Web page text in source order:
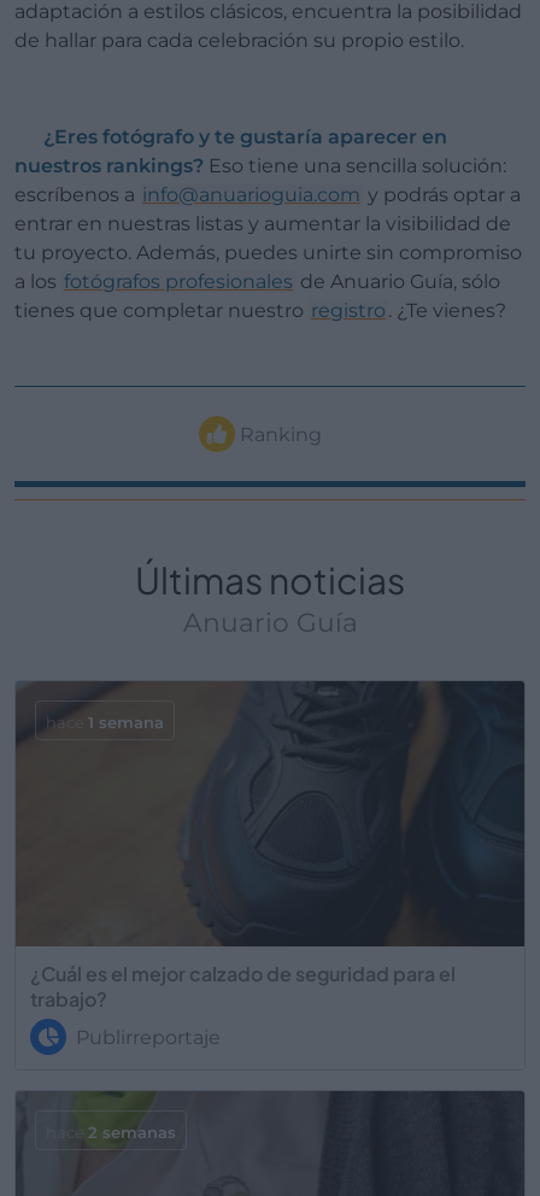
adaptación a estilos clásicos, encuentra la posibilidad
de hallar para cada celebración su propio estilo.
¿Eres fotógrafo y te gustaría aparecer en
nuestros rankings? Eso tiene una sencilla solución:
escríbenos a info@anuarioguia.com y podrás optar a
entrar en nuestras listas y aumentar la visibilidad de
tu proyecto. Además, puedes unirte sin compromiso
a los fotógrafos profesionales de Anuario Guía, sólo
tienes que completar nuestro registro . ¿Te vienes?
Ranking
Últimas noticias
Anuario Guía
¿Cuál es el mejor calzado de seguridad para el
trabajo?
Publirreportaje
hace 1 semana
hace 2 semanas